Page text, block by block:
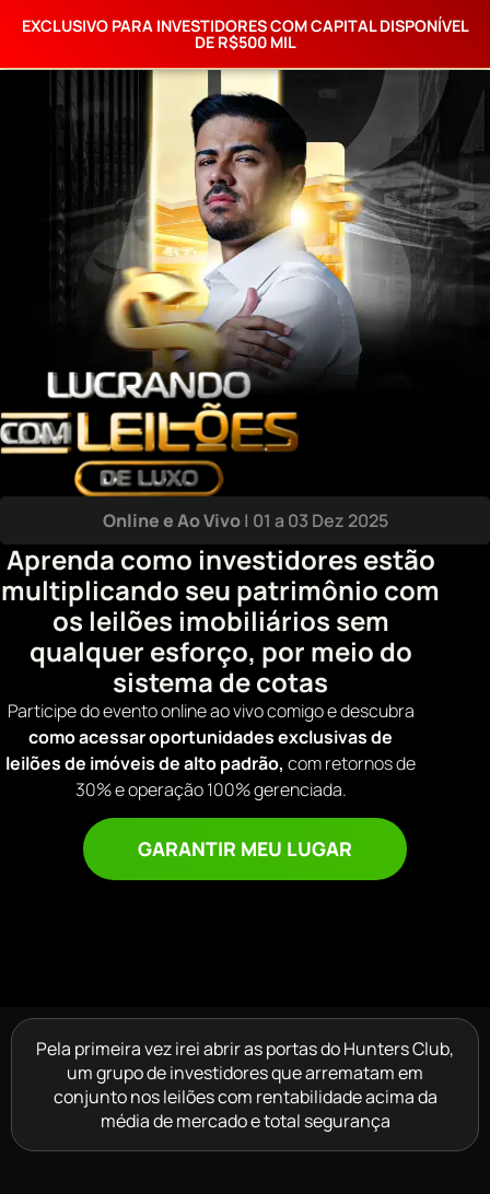
EXCLUSIVO PARA INVESTIDORES COM CAPITAL DISPONÍVEL
DE R$500 MIL
Online e Ao Vivo| 01 a 03 Dez 2025
Aprenda como investidores estão
multiplicando seu patrimônio com
os leilões imobiliários sem
qualquer esforço, por meio do
sistema de cotas
Participe do evento online ao vivo comigo e descubra
como acessar oportunidades exclusivas de
leilões de imóveis de alto padrão, com retornos de
30% e operação 100% gerenciada.
GARANTIR MEU LUGAR
Pela primeira vez irei abrir as portas do Hunters Club,
um grupo de investidores que arrematam em
conjunto nos leilões com rentabilidade acima da
média de mercado e total segurança